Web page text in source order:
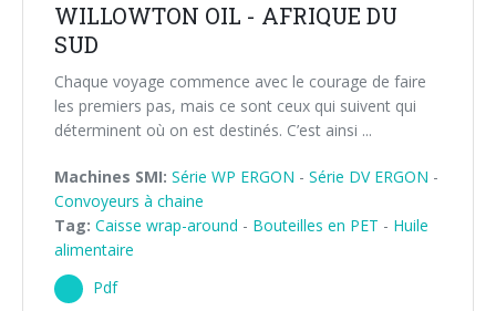
WILLOWTON OIL - AFRIQUE DU
SUD
Chaque voyage commence avec le courage de faire
les premiers pas, mais ce sont ceux qui suivent qui
déterminent où on est destinés. C’est ainsi ...
Machines SMI: Série WP ERGON - Série DV ERGON -
Convoyeurs à chaine
Tag: Caisse wrap-around - Bouteilles en PET - Huile
alimentaire
Pdf